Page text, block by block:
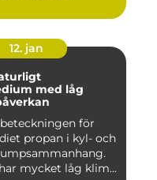
12. jan
med låg
för
propan i kyl- och
mycket låg klim...